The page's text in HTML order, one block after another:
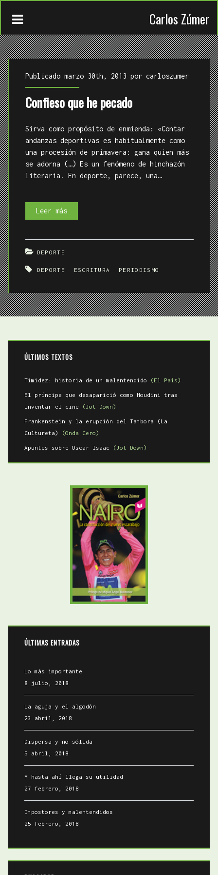
Carlos Zúmer
TRABAJOS
QUIÉN
Publicado marzo 30th, 2013 por carloszumer
Confieso que he pecado
Sirva como propósito de enmienda: «Contar
andanzas deportivas es habitualmente como
una procesión de primavera: gana quien más
se adorna (…) Es un fenómeno de hinchazón
literaria. En deporte, parece, una…
Leer másConfieso
DEPORTE
DEPORTE ESCRITURA PERIODISMO
ÚLTIMOS TEXTOS
Timidez: historia de un malentendido (El País)
El príncipe que desaparició como Houdini tras
inventar el cine
(Jot Down)
Frankenstein y la erupción del Tambora (La
Cultureta)
(Onda Cero)
Apuntes sobre Oscar Isaac (Jot Down)
ÚLTIMAS ENTRADAS
Lo más importante
8 julio, 2018
La aguja y el algodón
23 abril, 2018
Dispersa y no sólida
5 abril, 2018
Y hasta ahí llega su utilidad
27 febrero, 2018
Impostores y malentendidos
25 febrero, 2018